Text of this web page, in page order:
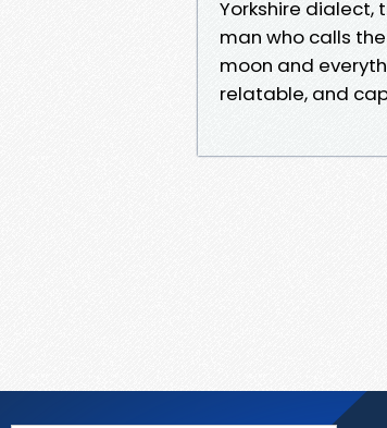
Yorkshire dialect,
man who calls
moon and
relatable, and